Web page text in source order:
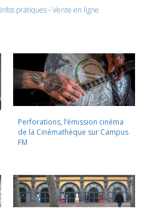
Infos pratiques-Vente en ligne
Perforations, l’émission cinéma
de la Cinémathèque sur Campus
FM